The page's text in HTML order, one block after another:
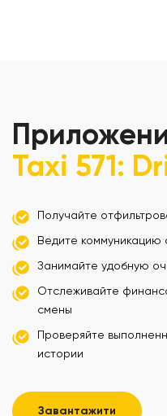
Taxi 571:
Получайте
Ведите
Занимайте удобную
Отслеживайте
смены
Проверяйте
истории
Завантажити